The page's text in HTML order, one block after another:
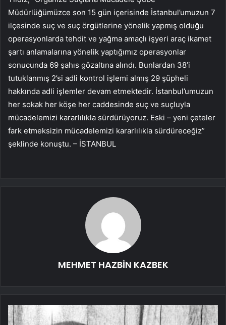
Müdürlüğümüzce son 15 gün içerisinde İstanbul’umuzun 7
ilçesinde suç ve suç örgütlerine yönelik yapmış olduğu
operasyonlarda tehdit ve yağma amaçlı işyeri araç ikamet
şartı anlamalarına yönelik yaptığımız operasyonlar
sonucunda 69 şahıs gözaltına alındı. Bunlardan 38’i
tutuklanmış 2’si adli kontrol işlemi almış 29 şüpheli
hakkında adli işlemler devam etmektedir. İstanbul’umuzun
her sokak her köşe her caddesinde suç ve suçluyla
mücadelemizi kararlılıkla sürdürüyoruz. Eski – yeni çeteler
fark etmeksizin mücadelemizi kararlılıkla sürdüreceğiz”
şeklinde konuştu. – İSTANBUL
MEHMET HAZBİN KAZBEK